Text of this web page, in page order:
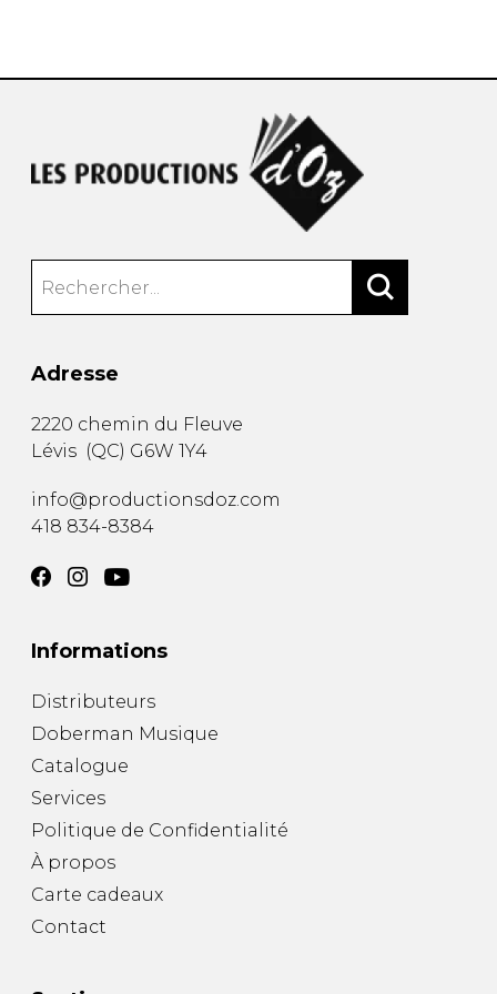
Adresse
2220 chemin du Fleuve
Lévis (QC) G6W 1Y4
info@productionsdoz.com
418 834-8384
Informations
Distributeurs
Doberman Musique
Catalogue
Services
Politique de Confidentialité
À propos
Carte cadeaux
Contact